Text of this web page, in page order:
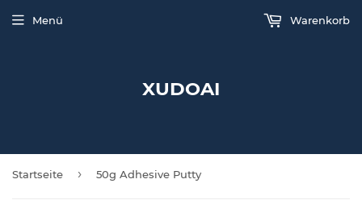
XUDOAI
Menü Warenkorb
Startseite › 50g Adhesive Putty